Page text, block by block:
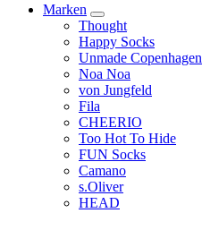
Marken
Thought
Happy Socks
Unmade Copenhagen
Noa Noa
von Jungfeld
Fila
CHEERIO
Too Hot To Hide
FUN Socks
Camano
s.Oliver
HEAD